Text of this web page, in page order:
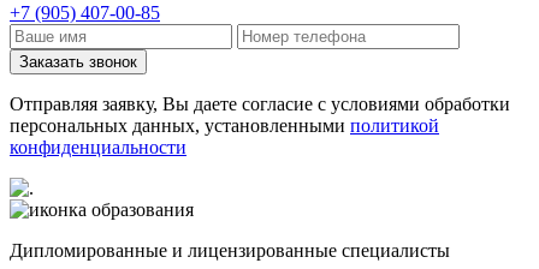
+7 (905) 407-00-85
Заказать звонок
Отправляя заявку, Вы даете согласие с условиями обработки
персональных данных, установленными политикой
конфиденциальности
Дипломированные и лицензированные специалисты